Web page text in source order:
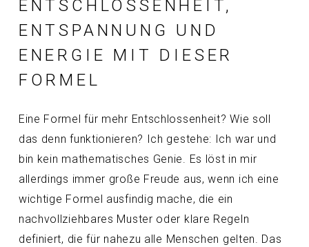
ENTSCHLOSSENHEIT,
ENTSPANNUNG UND
ENERGIE MIT DIESER
FORMEL
Eine Formel für mehr Entschlossenheit? Wie soll
das denn funktionieren? Ich gestehe: Ich war und
bin kein mathematisches Genie. Es löst in mir
allerdings immer große Freude aus, wenn ich eine
wichtige Formel ausfindig mache, die ein
nachvollziehbares Muster oder klare Regeln
definiert, die für nahezu alle Menschen gelten. Das